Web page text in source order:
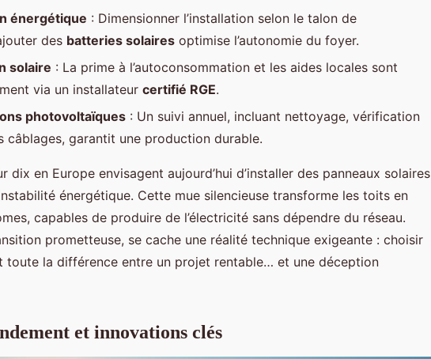
énergétique : Dimensionner l’installation selon le talon de
des batteries solaires optimise l’autonomie du foyer.
solaire : La prime à l’autoconsommation et les aides locales sont
via un installateur certifié RGE.
photovoltaïques : Un suivi annuel, incluant nettoyage, vérification
câblages, garantit une production durable.
dix en Europe envisagent aujourd’hui d’installer des panneaux solaires
énergétique. Cette mue silencieuse transforme les toits en
capables de produire de l’électricité sans dépendre du réseau.
prometteuse, se cache une réalité technique exigeante : choisir
toute la différence entre un projet rentable… et une déception
et innovations clés